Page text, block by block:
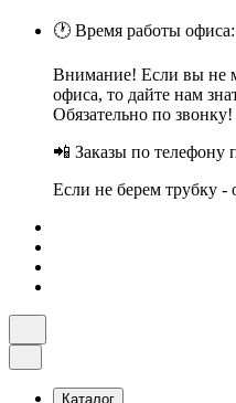
🕐 Время работы
Внимание! Если вы не
офиса, то дайте нам
Обязательно по звонку!
📲 Заказы по телефону
Если не берем трубку -
Каталог